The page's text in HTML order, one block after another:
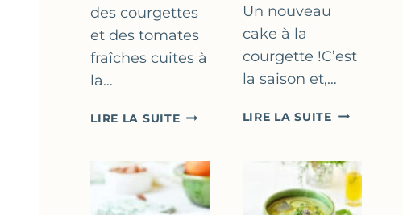
des courgettes
et des tomates
fraîches cuites à
la…
LIRE LA SUITEPOÊLÉE
&
TOMATES
AU
Un nouveau
cake à la
courgette !C’est
la saison et,…
LIRE LA SUITECAKE
HUILE
D’OLIVE